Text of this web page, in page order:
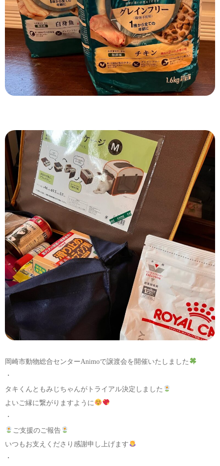
岡崎市動物総合センターAnimoで譲渡会を開催いたしました
・
タキくんともみじちゃんがトライアル決定しました
よいご縁に繋がりますように
・
ご支援のご報告
いつもお支えくださり感謝申し上げます
・